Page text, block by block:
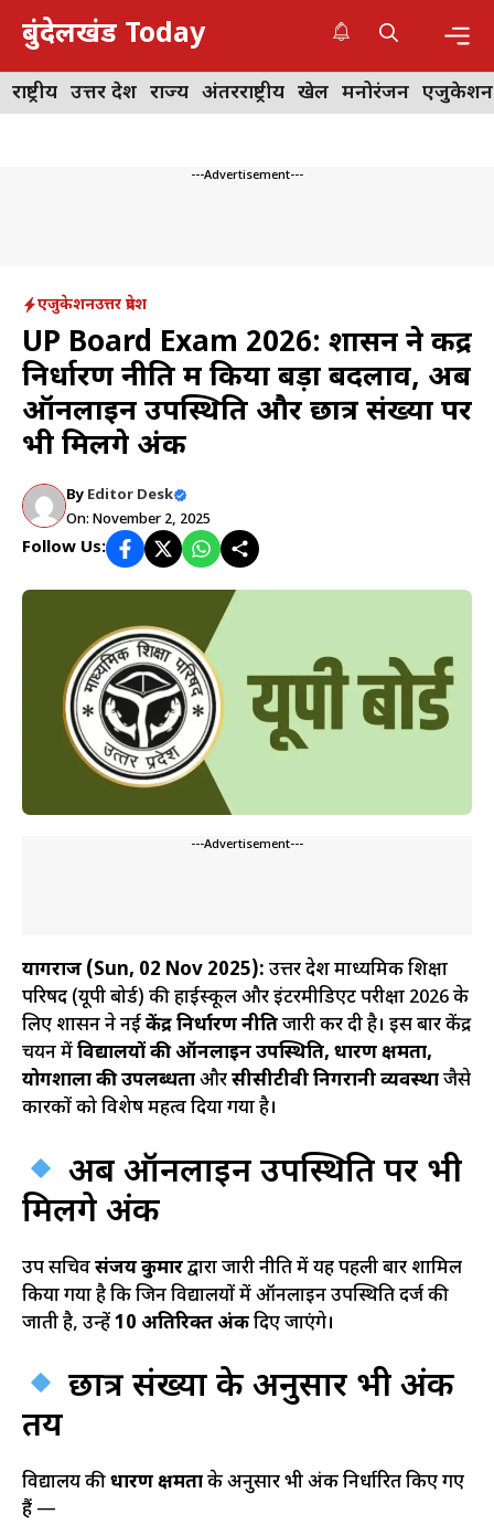
Skip
content
बुंदेलखंड Today
राष्ट्रीय उत्तर प्रदेश राज्य अंतरराष्ट्रीय खेल मनोरंजन एजुकेशन
---Advertisement---
एजुकेशनउत्तर प्रदेश
UP Board Exam 2026: शासन ने केंद्र
निर्धारण नीति में किया बड़ा बदलाव, अब
ऑनलाइन उपस्थिति और छात्र संख्या पर
भी मिलेंगे अंक
By Editor Desk
On: November 2, 2025
Follow Us:
---Advertisement---
प्रयागराज (Sun, 02 Nov 2025): उत्तर प्रदेश माध्यमिक शिक्षा
परिषद (यूपी बोर्ड) की हाईस्कूल और इंटरमीडिएट परीक्षा 2026 के
लिए शासन ने नईकेंद्र निर्धारण नीतिजारी कर दी है। इस बार केंद्र
चयन मेंविद्यालयों की ऑनलाइन उपस्थिति, धारण क्षमता,
प्रयोगशाला की उपलब्धताऔरसीसीटीवी निगरानी व्यवस्थाजैसे
कारकों को विशेष महत्व दिया गया है।
अब ऑनलाइन उपस्थिति पर भी
मिलेंगे अंक
उप सचिवसंजय कुमारद्वारा जारी नीति में यह पहली बार शामिल
किया गया है कि जिन विद्यालयों में ऑनलाइन उपस्थिति दर्ज की
जाती है, उन्हें10 अतिरिक्त अंकदिए जाएंगे।
छात्र संख्या के अनुसार भी अंक
तय
विद्यालय कीधारण क्षमताके अनुसार भी अंक निर्धारित किए गए
हैं —